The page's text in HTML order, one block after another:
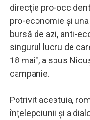
direcţie pro-
pro-economie şi
bursă de azi, anti-
singurul lucru de
18 mai", a spus
campanie.
Potrivit acestuia,
înţelepciunii şi a